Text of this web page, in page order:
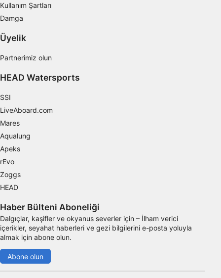
Kullanım Şartları
Damga
Üyelik
Partnerimiz olun
HEAD Watersports
SSI
LiveAboard.com
Mares
Aqualung
Apeks
rEvo
Zoggs
HEAD
Haber Bülteni Aboneliği
Dalgıçlar, kaşifler ve okyanus severler için – İlham verici
içerikler, seyahat haberleri ve gezi bilgilerini e-posta yoluyla
almak için abone olun.
Abone olun